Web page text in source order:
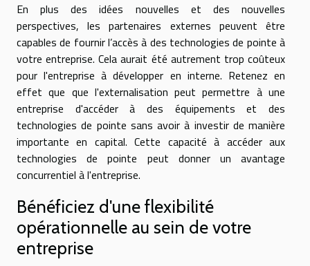
En plus des idées nouvelles et des nouvelles
perspectives, les partenaires externes peuvent être
capables de fournir l’accès à des technologies de pointe à
votre entreprise. Cela aurait été autrement trop coûteux
pour l'entreprise à développer en interne. Retenez en
effet que que l'externalisation peut permettre à une
entreprise d'accéder à des équipements et des
technologies de pointe sans avoir à investir de manière
importante en capital. Cette capacité à accéder aux
technologies de pointe peut donner un avantage
concurrentiel à l'entreprise.
Bénéficiez d'une flexibilité
opérationnelle au sein de votre
entreprise